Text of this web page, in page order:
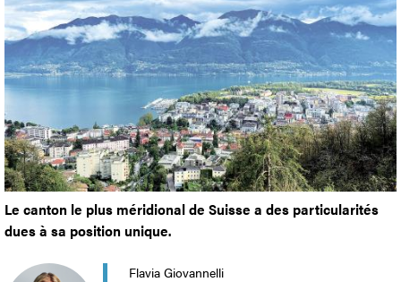
Le canton le plus méridional de Suisse a des particularités
dues à sa position unique.
Flavia Giovannelli